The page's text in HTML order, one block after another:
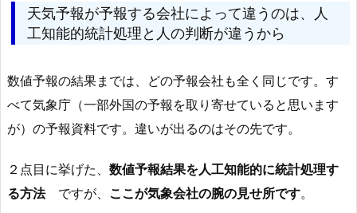
天気予報が予報する会社によって違うのは、人
工知能的統計処理と人の判断が違うから
数値予報の結果までは、どの予報会社も全く同じです。す
べて気象庁（一部外国の予報を取り寄せていると思います
が）の予報資料です。違いが出るのはその先です。
２点目に挙げた、 数値予報結果を人工知能的に統計処理す
る方法 ですが、 ここが気象会社の腕の見せ所です。